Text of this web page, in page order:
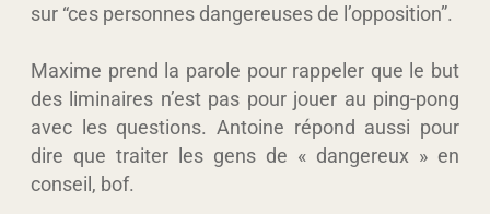
sur “ces personnes dangereuses de l’opposition”.
Maxime prend la parole pour rappeler que le but
des liminaires n’est pas pour jouer au ping-pong
avec les questions. Antoine répond aussi pour
dire que traiter les gens de « dangereux » en
conseil, bof.